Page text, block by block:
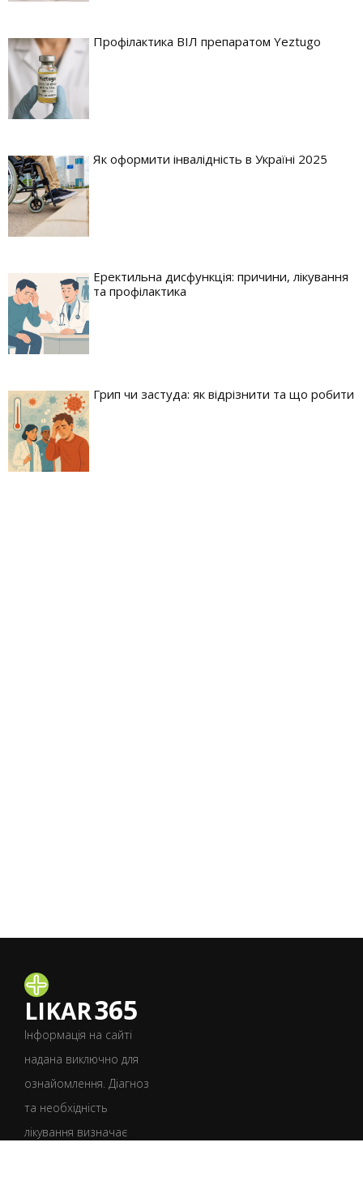
Профілактика ВІЛ препаратом Yeztugo
Як оформити інвалідність в Україні 2025
Еректильна дисфункція: причини, лікування
та профілактика
Грип чи застуда: як відрізнити та що робити
LIKAR365
Інформація на сайті
надана виключно для
ознайомлення. Діагноз
та необхідність
лікування визначає